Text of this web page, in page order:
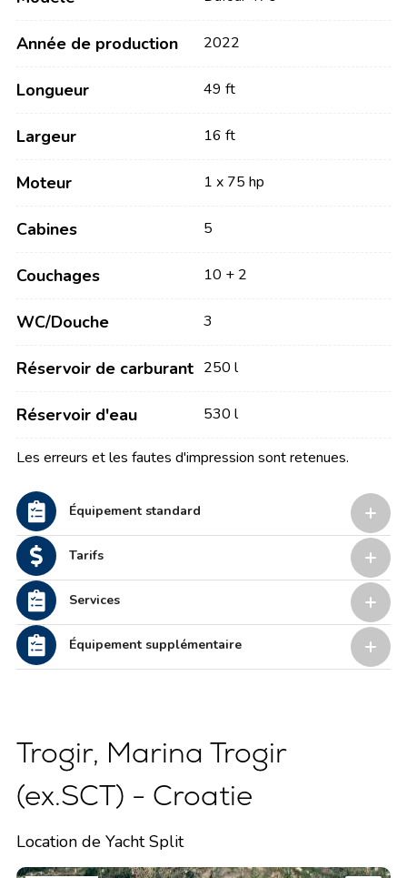
Année de production 2022
Longueur 49 ft
Largeur 16 ft
Moteur 1 x 75 hp
Cabines 5
Couchages 10 + 2
WC/Douche 3
Réservoir de carburant 250 l
Réservoir d'eau 530 l
Les erreurs et les fautes d'impression sont retenues.
Équipement standard
Tarifs
Services
Équipement supplémentaire
Trogir, Marina Trogir
(ex.SCT) - Croatie
Location de Yacht Split